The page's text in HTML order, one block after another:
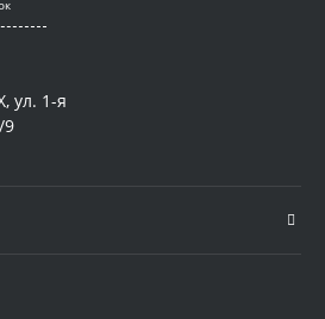
ул. 1-я
9